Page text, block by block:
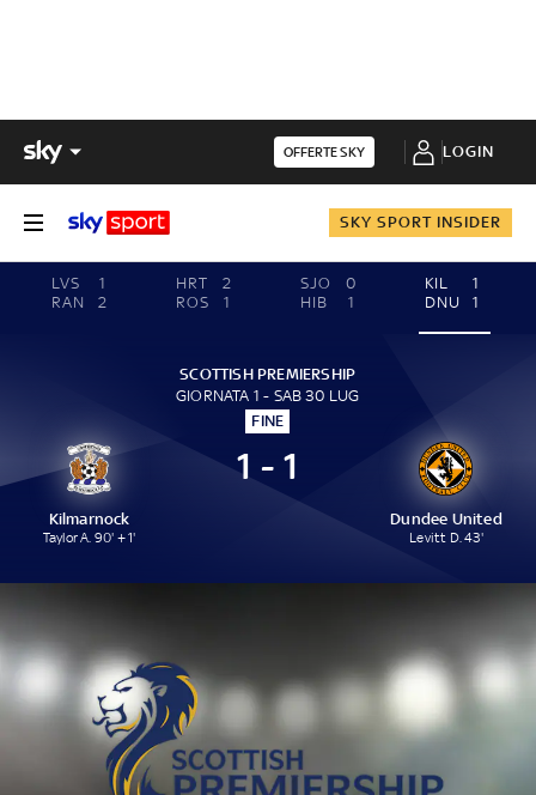
OFFERTE SKY LOGIN
SKY SPORT INSIDER
LVS
1
RAN
2
HRT
2
ROS
1
SJO
0
HIB
1
KIL
1
DNU
1
SCOTTISH PREMIERSHIP
GIORNATA 1 - SAB 30 LUG
FINE
Kilmarnock
Taylor A. 90' + 1'
1 - 1
Dundee United
Levitt D. 43'